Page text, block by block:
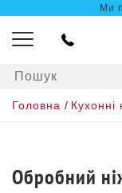
Ми
Головна / Кухонні
Обробний